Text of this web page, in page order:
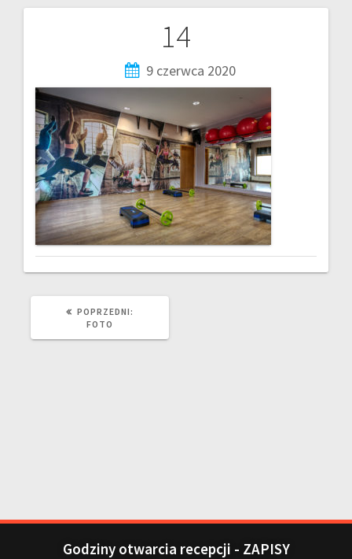
14
9 czerwca 2020
POPRZEDNI:
FOTO
Godziny otwarcia recepcji - ZAPISY